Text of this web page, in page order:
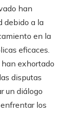
han
debido a la
en la
eficaces.
exhortado
disputas
un diálogo
los